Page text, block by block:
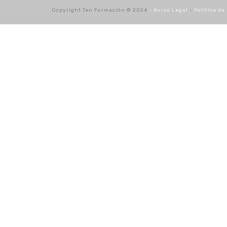
Copyright Ten Formación © 2024 - Aviso Legal - Política de